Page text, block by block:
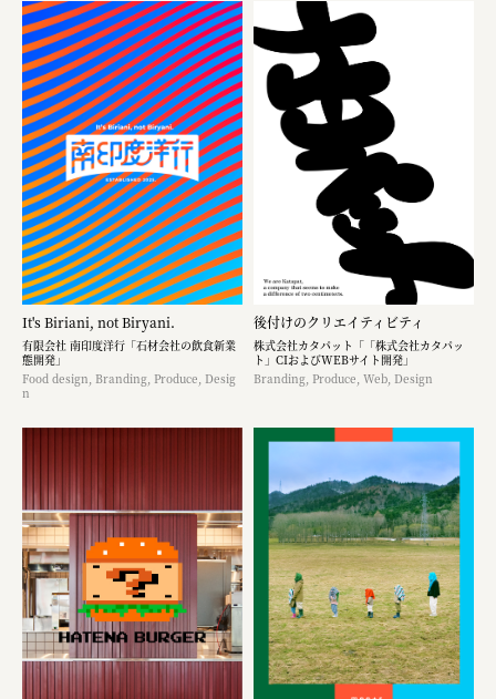
It's Biriani, not Biryani.
有限会社 南印度洋行「石材会社の飲食新業
態開発」
Food design, Branding, Produce, Desig
n
後付けのクリエイティビティ
株式会社カタパット「「株式会社カタパッ
ト」CIおよびWEBサイト開発」
Branding, Produce, Web, Design